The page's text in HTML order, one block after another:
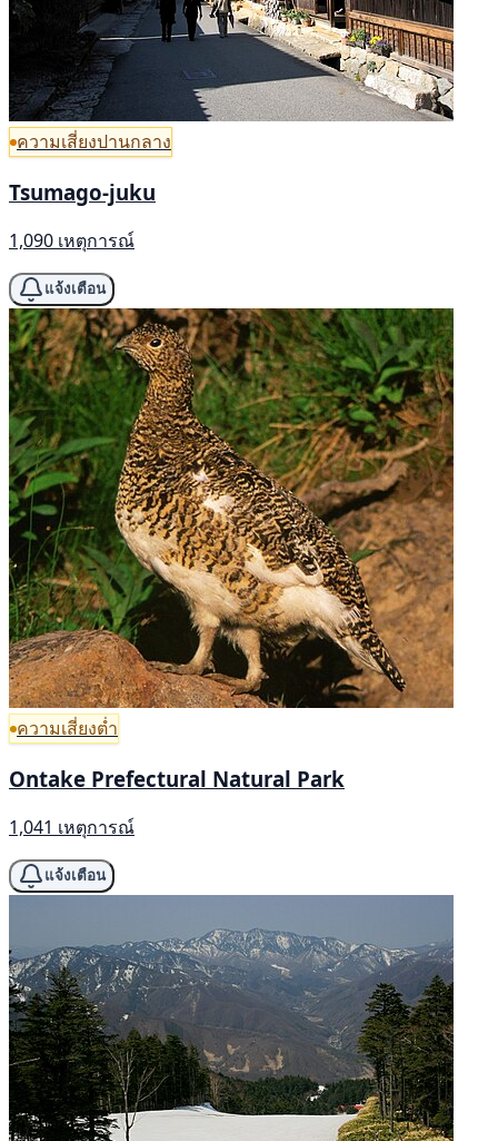
ความเสี่ยงปานกลาง
Tsumago-juku
1,090 เหตุการณ์
แจ้งเตือน
ความเสี่ยงต่ำ
Ontake Prefectural Natural Park
1,041 เหตุการณ์
แจ้งเตือน